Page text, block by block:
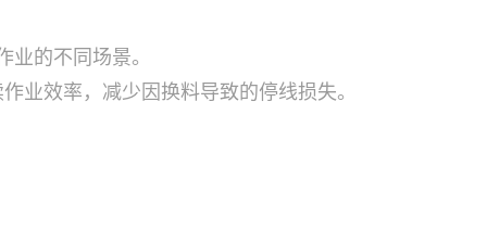
的不同场景。
业效率，减少因换料导致的停线损失。